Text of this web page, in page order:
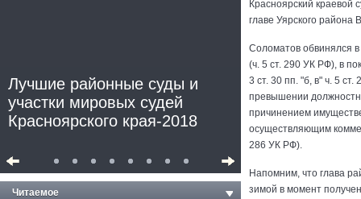
Лучшие районные суды и
участки мировых судей
Красноярского края-2018
Читаемое
Красноярский краевой
главе Уярского района
Соломатов обвинялся в
(ч. 5 ст. 290 УК РФ), в
3 ст. 30 пп. "б, в" ч. 5
превышении
причинением
осуществляющим
286 УК РФ).
Напомним, что глава
зимой в момент